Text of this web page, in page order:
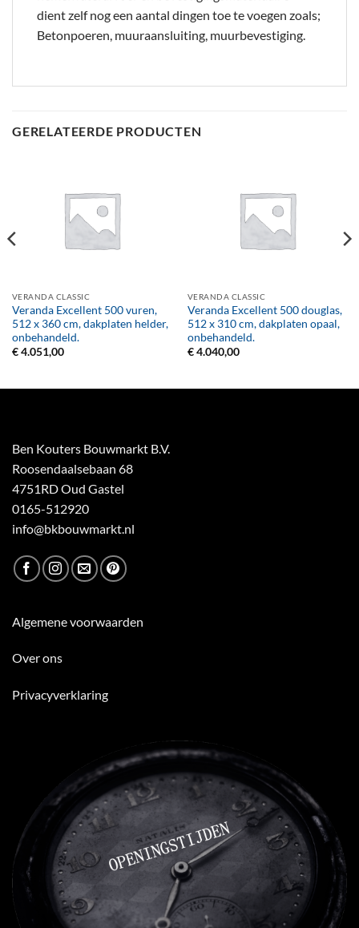
dient zelf nog een aantal dingen toe te voegen zoals;
Betonpoeren, muuraansluiting, muurbevestiging.
GERELATEERDE PRODUCTEN
VERANDA CLASSIC
Veranda Excellent 500 vuren,
512 x 360 cm, dakplaten helder,
onbehandeld.
€4.051,00
VERANDA CLASSIC
Veranda Excellent 500 douglas,
512 x 310 cm, dakplaten opaal,
onbehandeld.
€4.040,00
Ben Kouters Bouwmarkt B.V.
Roosendaalsebaan 68
4751RD Oud Gastel
0165-512920
info@bkbouwmarkt.nl
Algemene voorwaarden
Over ons
Privacyverklaring